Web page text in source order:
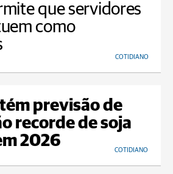
que servidores
como
COTIDIANO
previsão de
recorde de soja
2026
COTIDIANO